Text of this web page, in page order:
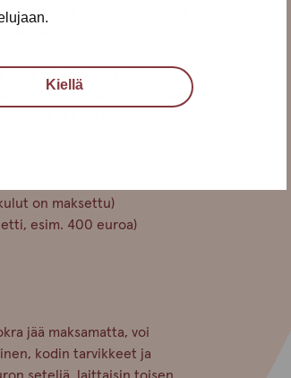
Kiellä
Samaa helppoutta ei ole
Sitä voi koskea, siirrellä,
taloutensa hahmottamiseksi
on maksettu)
esim. 400 euroa)
jää maksamatta, voi
kodin tarvikkeet ja